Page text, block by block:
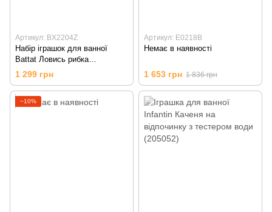
Артикул: BX2204Z
Набір іграшок для ванної
Battat Ловись рибка
(BX2204Z)
1 299 грн
Артикул: E0218B
Немає в наявності
1 653 грн 1 836 грн
−10%